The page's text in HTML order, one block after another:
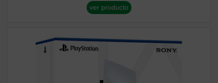
ver producto